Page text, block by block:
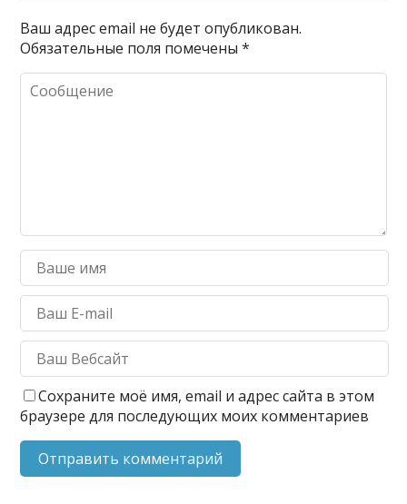
Ваш адрес email не будет опубликован.
Обязательные поля помечены*
Сохраните моё имя, email и адрес сайта в этом
браузере для последующих моих комментариев